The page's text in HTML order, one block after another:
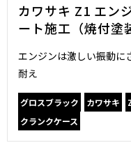
カワサキ Z1 エン
ート施工（焼付塗
エンジンは激しい振動に
耐え
グロスブラック カワサキ
クランクケース